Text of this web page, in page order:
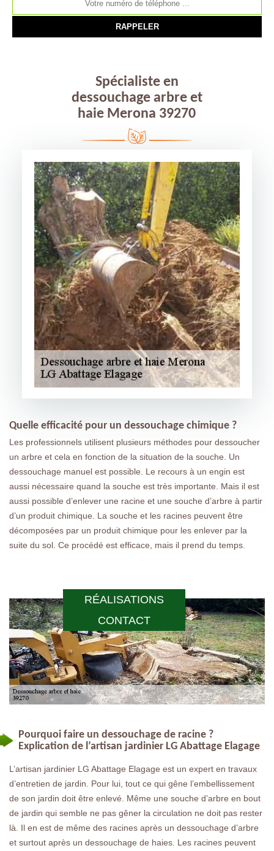
RÉALISATIONS
CONTACT
Spécialiste en
dessouchage arbre et
haie Merona 39270
Quelle efficacité pour un dessouchage chimique ?
Les professionnels utilisent plusieurs méthodes pour dessoucher
un arbre et cela en fonction de la situation de la souche. Un
dessouchage manuel est possible. Le recours à un engin est
aussi nécessaire quand la souche est très importante. Mais il est
aussi possible d’enlever une racine et une souche d’arbre à partir
d’un produit chimique. La souche et les racines peuvent être
décomposées par un produit chimique pour les enlever par la
suite du sol. Ce procédé est efficace, mais il prend du temps.
Pourquoi faire un dessouchage de racine ?
Explication de l’artisan jardinier LG Abattage Elagage
L’artisan jardinier LG Abattage Elagage est un expert en travaux
d’entretien de jardin. Pour lui, tout ce qui gêne l’embellissement
de son jardin doit être enlevé. Même une souche d’arbre en bout
de jardin qui semble ne pas gêner la circulation ne doit pas rester
là. Il en est de même des racines après un dessouchage d’arbre
et surtout après un dessouchage de haies. Les racines peuvent